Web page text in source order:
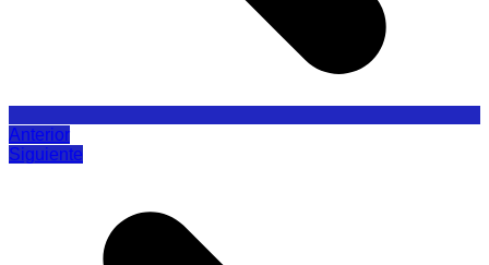
Anterior
Siguiente